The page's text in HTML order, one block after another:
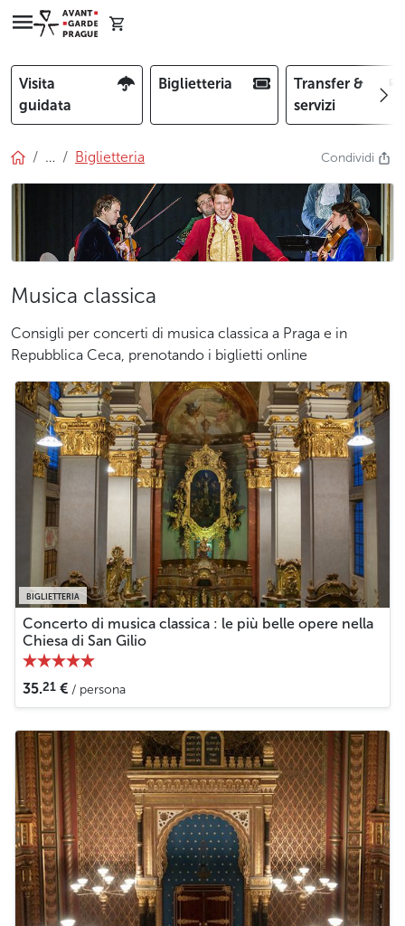
Visita
guidata
Biglietteria
Transfer &
servizi
… Biglietteria Condividi
Musica classica
Consigli per concerti di musica classica a Praga e in
Repubblica Ceca, prenotando i biglietti online
BIGLIETTERIA
Concerto di musica classica : le più belle opere nella
Chiesa di San Gilio
35.21 € / persona